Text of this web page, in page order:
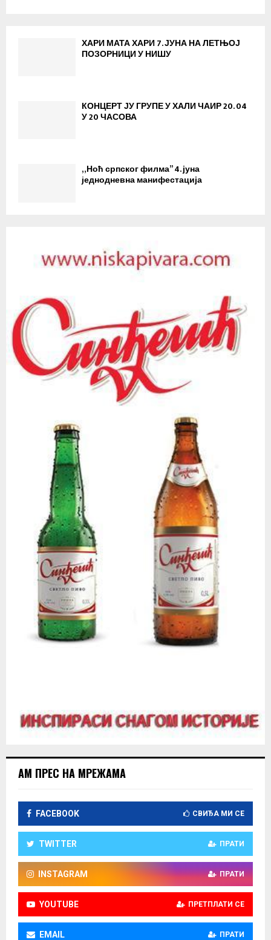
ХАРИ МАТА ХАРИ 7. ЈУНА НА ЛЕТЊОЈ
ПОЗОРНИЦИ У НИШУ
КОНЦЕРТ ЈУ ГРУПЕ У ХАЛИ ЧАИР 20. 04
У 20 ЧАСОВА
„Ноћ српског филма” 4. јуна
jеднодневна манифестација
АМ ПРЕС НА МРЕЖАМА
FACEBOOK СВИЂА МИ СЕ
TWITTER ПРАТИ
INSTAGRAM ПРАТИ
YOUTUBE ПРЕТПЛАТИ СЕ
EMAIL ПРАТИ